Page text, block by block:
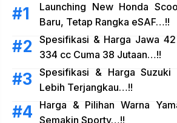
Launching New Honda
Baru, Tetap Rangka eSAF…!!
Spesifikasi & Harga Jawa
334 cc Cuma 38 Jutaan…!!
Spesifikasi & Harga Suzuki
Lebih Terjangkau…!!
Harga & Pilihan Warna
Semakin Sporty…!!